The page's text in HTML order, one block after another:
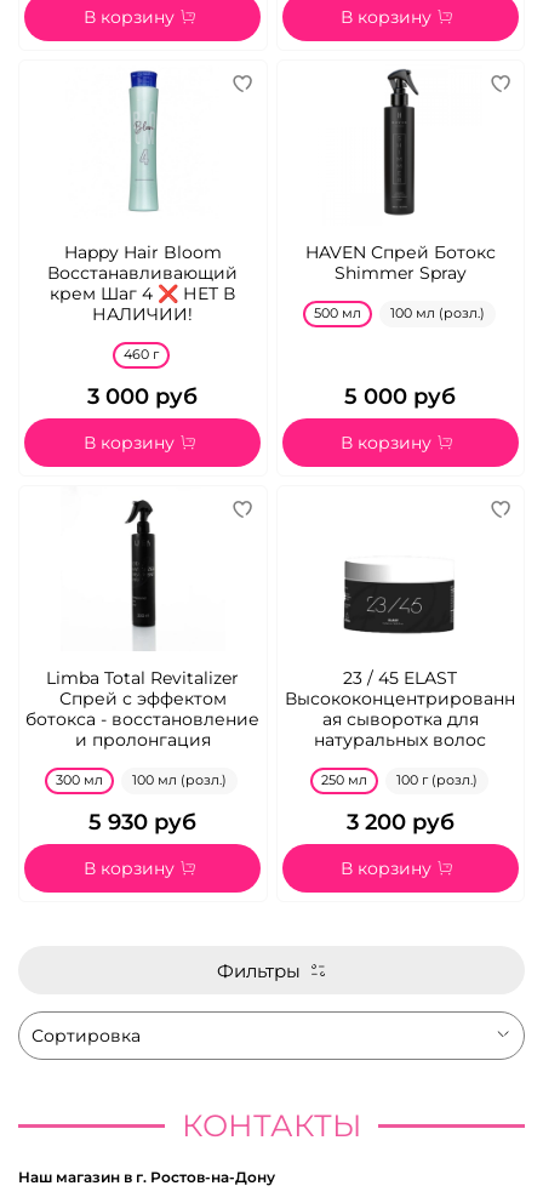
В корзину В корзину
Happy Hair Bloom
Восстанавливающий
крем Шаг 4 ❌ НЕТ В
НАЛИЧИИ!
460 г
3 000 руб
В корзину
HAVEN Спрей Ботокс
Shimmer Spray
500 мл 100 мл (розл.)
5 000 руб
В корзину
Limba Total Revitalizer
Спрей с эффектом
ботокса - восстановление
и пролонгация
300 мл 100 мл (розл.)
5 930 руб
В корзину
23 / 45 ELAST
Высококонцентрированн
ая сыворотка для
натуральных волос
250 мл 100 г (розл.)
3 200 руб
В корзину
Фильтры
КОНТАКТЫ
Наш магазин в г. Ростов-на-Дону